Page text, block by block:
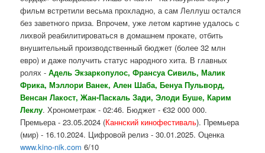
фильм встретили весьма прохладно, а сам Леллуш остался
без заветного приза. Впрочем, уже летом картине удалось с
лихвой реабилитироваться в домашнем прокате, отбить
внушительный производственный бюджет (более 32 млн
евро) и даже получить статус народного хита. В главных
ролях -Адель Экзаркопулос, Франсуа Сивиль, Малик
Фрика, Мэллори Ванек, Ален Шаба, Бенуа Пульворд,
Венсан Лакост, Жан-Паскаль Зади, Элоди Буше, Карим
Леклу. Хронометраж - 02:46. Бюджет - €32 000 000.
Премьера - 23.05.2024 (Каннский кинофестиваль). Премьера
(мир) - 16.10.2024. Цифровой релиз - 30.01.2025. Оценка
www.kino-nik.com 6/10